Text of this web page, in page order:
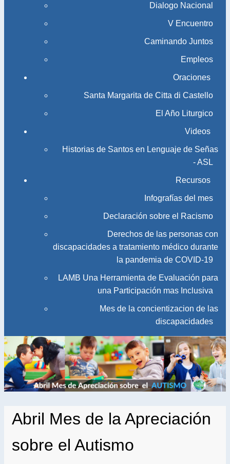
Dialogo Nacional
V Encuentro
Caminando Juntos
Empleos
Oraciones
Santa Margarita de Citta di Castello
El Año Liturgico
Videos
Historias de Santos en Lenguaje de Señas
- ASL
Recursos
Infografías del mes
Declaración sobre el Racismo
Derechos de las personas con
discapacidades a tratamiento médico durante
la pandemia de COVID-19
LAMB Una Herramienta de Evaluación para
una Participación mas Inclusiva
Mes de la concientizacion de las
discapacidades
Abril Mes de la Apreciación
sobre el Autismo